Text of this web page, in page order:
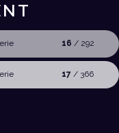
16 / 292
17 / 366